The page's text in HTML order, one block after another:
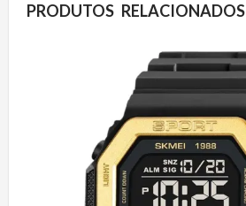
PRODUTOS RELACIONADOS